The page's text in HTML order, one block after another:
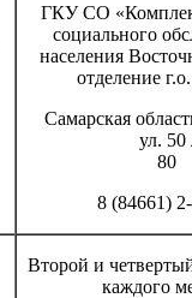
ГКУ СО
социального
населения
отделение
Самарская
ул. 50 лет
80
8 (84661)
Второй и
каждого